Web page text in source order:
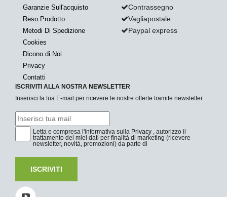
Garanzie Sull'acquisto
Reso Prodotto
Metodi Di Spedizione
Cookies
Dicono di Noi
Privacy
Contatti
Contrassegno
Vagliapostale
Paypal express
ISCRIVITI ALLA NOSTRA NEWSLETTER
Inserisci la tua E-mail per ricevere le nostre offerte tramite newsletter.
Letta e compresa l'informativa sulla Privacy , autorizzo il
trattamento dei miei dati per finalità di marketing (ricevere
newsletter, novità, promozioni) da parte di
ISCRIVITI